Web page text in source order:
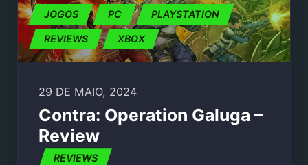
JOGOS PC PLAYSTATION
REVIEWS XBOX
29 DE MAIO, 2024
Contra: Operation Galuga –
Review
REVIEWS